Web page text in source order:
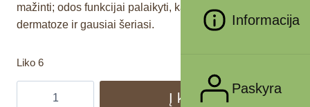
Informacija
Paskyra
mažinti; odos funkcijai palaikyti, kai gyvūnas serga
dermatoze ir gausiai šeriasi.
Liko 6
Į krepšelį